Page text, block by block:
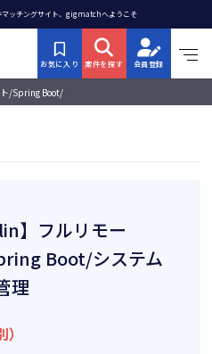
マッチングサイト、gigmatchへようこそ
お気に入り 案件を探す 会員登録
ト/Spring Boot/
】フルリモー
Boot/システム
理